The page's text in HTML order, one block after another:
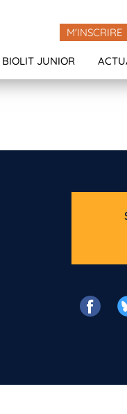
M'INSCRIRE
BIOLIT JUNIOR